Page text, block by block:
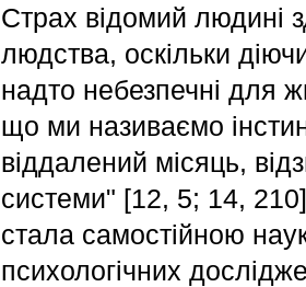
Страх відомий людині
людства, оскільки
надто небезпечні для
що ми називаємо
віддалений місяць,
системи" [12, 5; 14,
стала самостійною
психологічних